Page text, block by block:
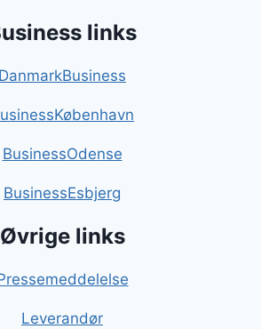
links
DanmarkBusiness
BusinessOdense
BusinessEsbjerg
Øvrige links
Leverandør